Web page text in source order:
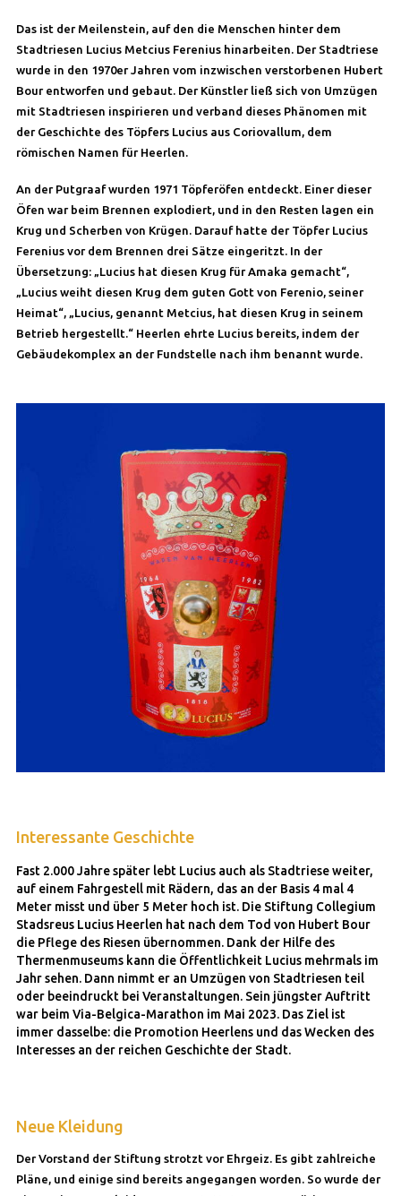
Das ist der Meilenstein, auf den die Menschen hinter dem
Stadtriesen Lucius Metcius Ferenius hinarbeiten. Der Stadtriese
wurde in den 1970er Jahren vom inzwischen verstorbenen Hubert
Bour entworfen und gebaut. Der Künstler ließ sich von Umzügen
mit Stadtriesen inspirieren und verband dieses Phänomen mit
der Geschichte des Töpfers Lucius aus Coriovallum, dem
römischen Namen für Heerlen.
An der Putgraaf wurden 1971 Töpferöfen entdeckt. Einer dieser
Öfen war beim Brennen explodiert, und in den Resten lagen ein
Krug und Scherben von Krügen. Darauf hatte der Töpfer Lucius
Ferenius vor dem Brennen drei Sätze eingeritzt. In der
Übersetzung: „Lucius hat diesen Krug für Amaka gemacht“,
„Lucius weiht diesen Krug dem guten Gott von Ferenio, seiner
Heimat“, „Lucius, genannt Metcius, hat diesen Krug in seinem
Betrieb hergestellt.“ Heerlen ehrte Lucius bereits, indem der
Gebäudekomplex an der Fundstelle nach ihm benannt wurde.
Interessante Geschichte
Fast 2.000 Jahre später lebt Lucius auch als Stadtriese weiter,
auf einem Fahrgestell mit Rädern, das an der Basis 4 mal 4
Meter misst und über 5 Meter hoch ist. Die Stiftung Collegium
Stadsreus Lucius Heerlen hat nach dem Tod von Hubert Bour
die Pflege des Riesen übernommen. Dank der Hilfe des
Thermenmuseums kann die Öffentlichkeit Lucius mehrmals im
Jahr sehen. Dann nimmt er an Umzügen von Stadtriesen teil
oder beeindruckt bei Veranstaltungen. Sein jüngster Auftritt
war beim Via-Belgica-Marathon im Mai 2023. Das Ziel ist
immer dasselbe: die Promotion Heerlens und das Wecken des
Interesses an der reichen Geschichte der Stadt.
Neue Kleidung
Der Vorstand der Stiftung strotzt vor Ehrgeiz. Es gibt zahlreiche
Pläne, und einige sind bereits angegangen worden. So wurde der